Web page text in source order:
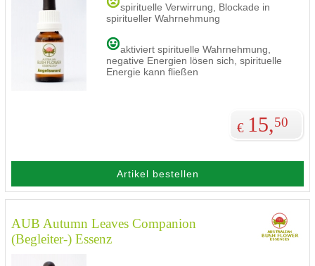
spirituelle Verwirrung, Blockade in
spiritueller Wahrnehmung
aktiviert spirituelle Wahrnehmung,
negative Energien lösen sich, spirituelle
Energie kann fließen
€ 15,50
Artikel bestellen
AUB Autumn Leaves Companion
(Begleiter-) Essenz